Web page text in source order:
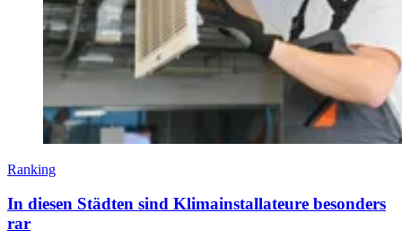
Ranking
In diesen Städten sind Klimainstallateure besonders
rar